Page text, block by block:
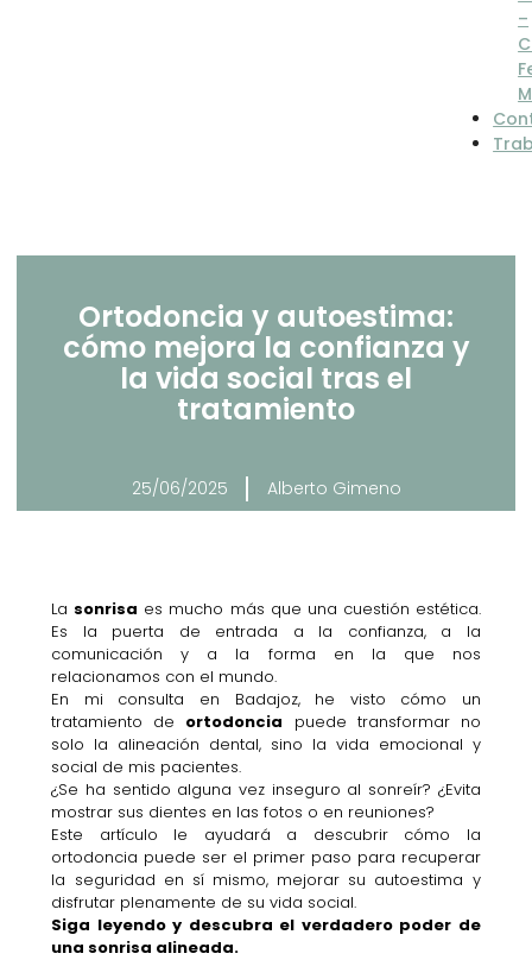
–
Ortodoncia y autoestima:
cómo mejora la confianza y
la vida social tras el
tratamiento
25/06/2025 Alberto Gimeno
La sonrisa es mucho más que una cuestión estética.
Es la puerta de entrada a la confianza, a la
comunicación y a la forma en la que nos
relacionamos con el mundo.
En mi consulta en Badajoz, he visto cómo un
tratamiento de ortodoncia puede transformar no
solo la alineación dental, sino la vida emocional y
social de mis pacientes.
¿Se ha sentido alguna vez inseguro al sonreír? ¿Evita
mostrar sus dientes en las fotos o en reuniones?
Este artículo le ayudará a descubrir cómo la
ortodoncia puede ser el primer paso para recuperar
la seguridad en sí mismo, mejorar su autoestima y
disfrutar plenamente de su vida social.
Siga leyendo y descubra el verdadero poder de
una sonrisa alineada.